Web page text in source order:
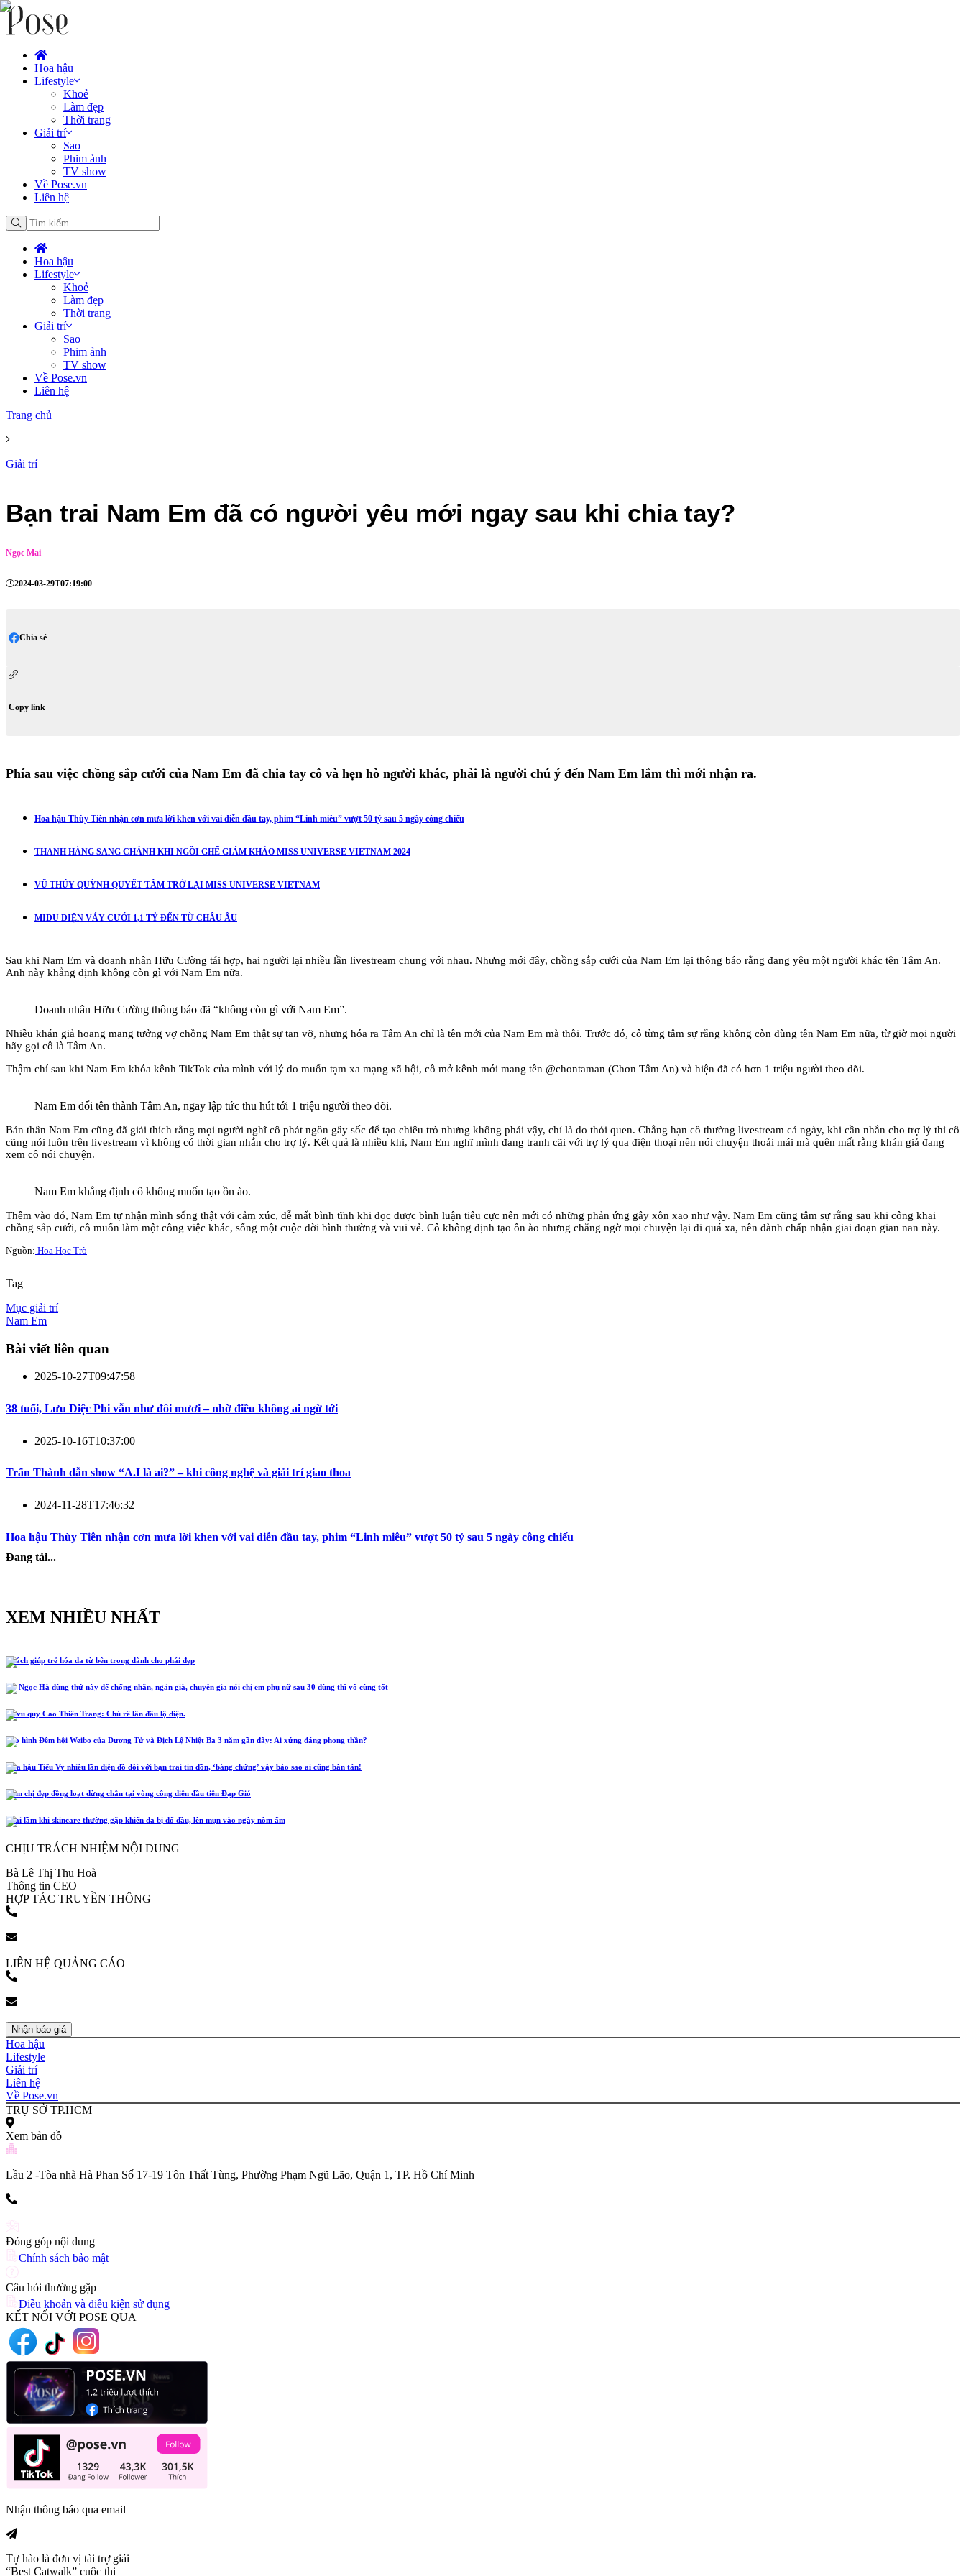
Hoa hậu
Lifestyle
Khoẻ
Làm đẹp
Thời trang
Giải trí
Sao
Phim ảnh
TV show
Về Pose.vn
Liên hệ
Hoa hậu
Lifestyle
Khoẻ
Làm đẹp
Thời trang
Giải trí
Sao
Phim ảnh
TV show
Về Pose.vn
Liên hệ
Trang chủ
Giải trí
Bạn trai Nam Em đã có người yêu mới ngay sau khi chia tay?
Ngọc Mai
2024-03-29T07:19:00
Chia sẻ
Copy link
Phía sau việc chồng sắp cưới của Nam Em đã chia tay cô và hẹn hò người khác, phải là người chú ý đến Nam Em lắm thì mới nhận ra.
Hoa hậu Thùy Tiên nhận cơn mưa lời khen với vai diễn đầu tay, phim “Linh miêu” vượt 50 tỷ sau 5 ngày công chiếu
THANH HẰNG SANG CHẢNH KHI NGỒI GHẾ GIÁM KHẢO MISS UNIVERSE VIETNAM 2024
VŨ THÚY QUỲNH QUYẾT TÂM TRỞ LẠI MISS UNIVERSE VIETNAM
MIDU DIỆN VÁY CƯỚI 1,1 TỶ ĐẾN TỪ CHÂU ÂU
Sau khi Nam Em và doanh nhân Hữu Cường tái hợp, hai người lại nhiều lần livestream chung với nhau. Nhưng mới đây, chồng sắp cưới của Nam Em lại thông báo rằng đang yêu một người khác tên Tâm An.
Anh này khẳng định không còn gì với Nam Em nữa.
Doanh nhân Hữu Cường thông báo đã “không còn gì với Nam Em”.
Nhiều khán giả hoang mang tưởng vợ chồng Nam Em thật sự tan vỡ, nhưng hóa ra Tâm An chỉ là tên mới của Nam Em mà thôi. Trước đó, cô từng tâm sự rằng không còn dùng tên Nam Em nữa, từ giờ mọi người
hãy gọi cô là Tâm An.
Thậm chí sau khi Nam Em khóa kênh TikTok của mình với lý do muốn tạm xa mạng xã hội, cô mở kênh mới mang tên @chontaman (Chơn Tâm An) và hiện đã có hơn 1 triệu người theo dõi.
Nam Em đổi tên thành Tâm An, ngay lập tức thu hút tới 1 triệu người theo dõi.
Bản thân Nam Em cũng đã giải thích rằng mọi người nghĩ cô phát ngôn gây sốc để tạo chiêu trò nhưng không phải vậy, chỉ là do thói quen. Chẳng hạn cô thường livestream cả ngày, khi cần nhắn cho trợ lý thì cô
cũng nói luôn trên livestream vì không có thời gian nhắn cho trợ lý. Kết quả là nhiều khi, Nam Em nghĩ mình đang tranh cãi với trợ lý qua điện thoại nên nói chuyện thoải mái mà quên mất rằng khán giả đang
xem cô nói chuyện.
Nam Em khẳng định cô không muốn tạo ồn ào.
Thêm vào đó, Nam Em tự nhận mình sống thật với cảm xúc, dễ mất bình tĩnh khi đọc được bình luận tiêu cực nên mới có những phản ứng gây xôn xao như vậy. Nam Em cũng tâm sự rằng sau khi công khai
chồng sắp cưới, cô muốn làm một công việc khác, sống một cuộc đời bình thường và vui vẻ. Cô không định tạo ồn ào nhưng chẳng ngờ mọi chuyện lại đi quá xa, nên đành chấp nhận giai đoạn gian nan này.
Nguồn: Hoa Học Trò
Tag
Mục giải trí
Nam Em
Bài viết liên quan
2025-10-27T09:47:58
38 tuổi, Lưu Diệc Phi vẫn như đôi mươi – nhờ điều không ai ngờ tới
2025-10-16T10:37:00
Trấn Thành dẫn show “A.I là ai?” – khi công nghệ và giải trí giao thoa
2024-11-28T17:46:32
Hoa hậu Thùy Tiên nhận cơn mưa lời khen với vai diễn đầu tay, phim “Linh miêu” vượt 50 tỷ sau 5 ngày công chiếu
Đang tải...
XEM NHIỀU NHẤT
5 cách giúp trẻ hóa da từ bên trong dành cho phái đẹp
Hồ Ngọc Hà dùng thứ này để chống nhăn, ngăn già, chuyên gia nói chị em phụ nữ sau 30 dùng thì vô cùng tốt
Lễ vu quy Cao Thiên Trang: Chú rể lần đầu lộ diện.
Tạo hình Đêm hội Weibo của Dương Tử và Địch Lệ Nhiệt Ba 3 năm gần đây: Ai xứng đáng phong thần?
Hoa hậu Tiểu Vy nhiều lần diện đồ đôi với bạn trai tin đồn, ‘bằng chứng’ vậy bảo sao ai cũng bàn tán!
Năm chị đẹp đồng loạt dừng chân tại vòng công diễn đầu tiên Đạp Gió
4 sai lầm khi skincare thường gặp khiến da bị đổ dầu, lên mụn vào ngày nồm ẩm
CHỊU TRÁCH NHIỆM NỘI DUNG
Bà Lê Thị Thu Hoà
Thông tin CEO
HỢP TÁC TRUYỀN THÔNG
LIÊN HỆ QUẢNG CÁO
Nhận báo giá
Hoa hậu
Lifestyle
Giải trí
Liên hệ
Về Pose.vn
TRỤ SỞ TP.HCM
Xem bản đồ
Lầu 2 -Tòa nhà Hà Phan Số 17-19 Tôn Thất Tùng, Phường Phạm Ngũ Lão, Quận 1, TP. Hồ Chí Minh
Đóng góp nội dung
Chính sách bảo mật
Câu hỏi thường gặp
Điều khoản và điều kiện sử dụng
KẾT NỐI VỚI POSE QUA
Nhận thông báo qua email
Tự hào là đơn vị tài trợ giải
“Best Catwalk” cuộc thi